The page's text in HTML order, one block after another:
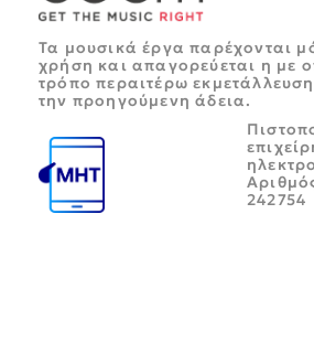
Τα μουσικά έργα παρέχονται
χρήση και απαγορεύεται η με
τρόπο περαιτέρω
την προηγούμενη άδεια.
242754